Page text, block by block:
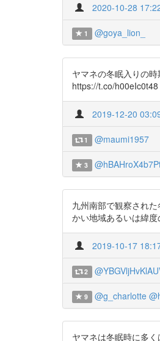
2020-10-28
1 @goya_lion_
ヤマネの冬眠入りの
https://t.co/
2019-12-20
1 @maumi1957
3
九州南部で観察され
かい地域あるいは緯
2019-10-17
2
9 @g_charlotte
ヤマネは冬眠時に多